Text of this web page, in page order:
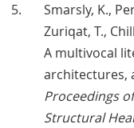
Smarsly, K.,
Zuriqat, T.,
A multivocal
architectures,
Proceedings
Structural